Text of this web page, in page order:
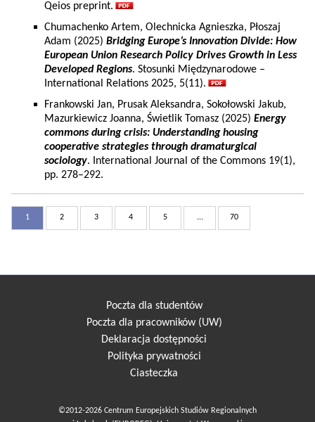
Qeios preprint.
Chumachenko Artem, Olechnicka Agnieszka, Płoszaj
Adam (2025) Bridging Europe’s Innovation Divide: How
European Union Research Policy Drives Growth in Less
Developed Regions. Stosunki Międzynarodowe –
International Relations 2025, 5(11).
Frankowski Jan, Prusak Aleksandra, Sokołowski Jakub,
Mazurkiewicz Joanna, Świetlik Tomasz (2025) Energy
commons during crisis: Understanding housing
cooperative strategies through dramaturgical
sociology. International Journal of the Commons 19(1),
pp. 278–292.
1 2 3 4 5 ... 70
Poczta dla studentów
Poczta dla pracowników (UW)
Deklaracja dostępności
Polityka prywatności
Ciasteczka
©2012-2026 Centrum Europejskich Studiów Regionalnych